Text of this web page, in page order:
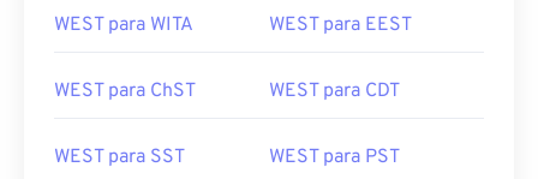
WEST para WITA WEST para EEST
WEST para ChST WEST para CDT
WEST para SST WEST para PST